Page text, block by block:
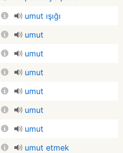
umut ışığı
umut
umut
umut
umut
umut
umut
umut etmek